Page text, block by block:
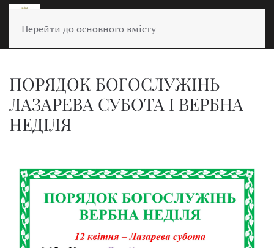
Перейти до основного вмісту
ПОРЯДОК БОГОСЛУЖІНЬ
ЛАЗАРЕВА СУБОТА І ВЕРБНА
НЕДІЛЯ